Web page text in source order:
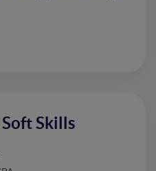
Skills